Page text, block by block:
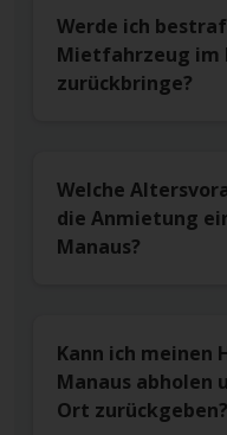
Werde ich
Mietfahrzeug im
zurückbringe?
Welche
die Anmietung
Manaus?
Kann ich meinen
Manaus abholen
Ort zurückgeben?